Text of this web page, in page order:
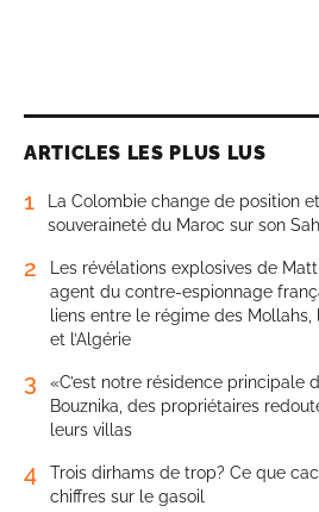
ARTICLES LES PLUS LUS
1
La Colombie change de position
souveraineté du Maroc sur son
2
Les révélations explosives de
agent du contre-espionnage
liens entre le régime des Mollahs,
et l’Algérie
3
«C’est notre résidence principale
Bouznika, des propriétaires
leurs villas
4
Trois dirhams de trop? Ce que
chiffres sur le gasoil